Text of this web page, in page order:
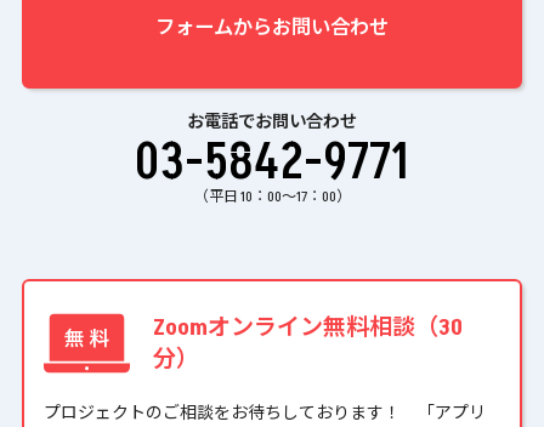
フォームからお問い合わせ
お電話でお問い合わせ
03-5842-9771
（平日 10：00〜17：00）
Zoomオンライン無料相談（30
分）
プロジェクトのご相談をお待ちしております！ 「アプリ